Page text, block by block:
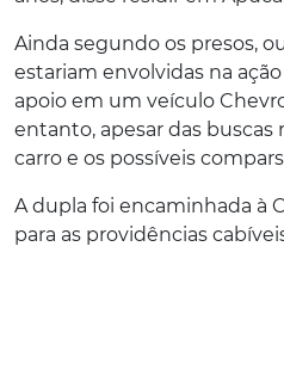
Ainda segundo os presos,
estariam envolvidas na
apoio em um veículo
entanto, apesar das buscas
carro e os possíveis
A dupla foi encaminhada à
para as providências